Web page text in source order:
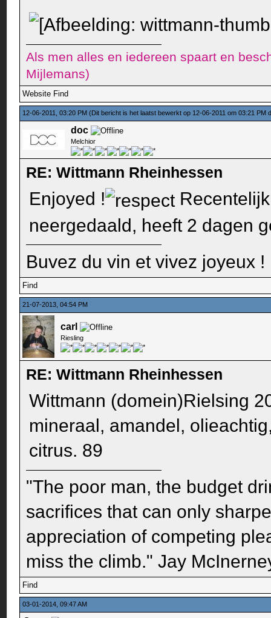
Als men alles en iedereen spaart en
Mijlemans)
Website Find
12-06-2011, 03:20 PM(Dit bericht is het laatst bewerkt op 12-06-2011 om 03:21 PM
doc
Melchior
RE: Wittmann Rheinhessen
Enjoyed !
neergedaald, heeft 2 dagen
Buvez du vin et vivez joyeux !
Find
21-07-2013, 04:54 PM
carl
Riesling
RE: Wittmann Rheinhessen
Wittmann (domein)Rielsing
mineraal, amandel,
citrus. 89
"The poor man, the budget
sacrifices that can only
appreciation of competing
miss the climb." Jay
Find
03-01-2014, 09:47 AM